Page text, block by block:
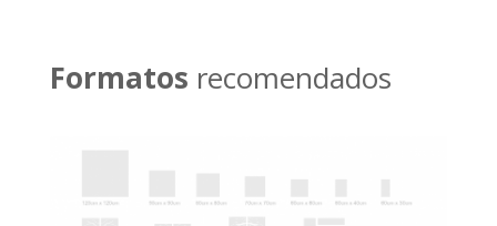
Formatos recomendados